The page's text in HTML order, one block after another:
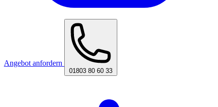
Angebot anfordern
01803 80 60 33